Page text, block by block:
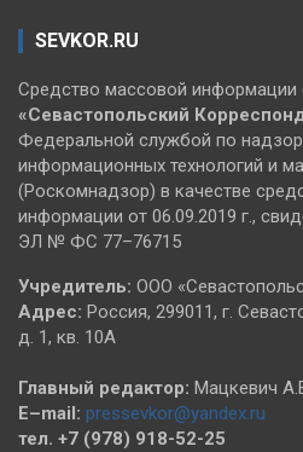
SEVKOR.RU
Средство массовой информации
«Севастопольский
Федеральной службой по
информационных технологий и
(Роскомнадзор) в качестве
информации от 06.09.2019 г.,
ЭЛ № ФС 77–76715
Учредитель: ООО
Адрес: Россия, 299011, г.
д. 1, кв. 10А
Главный редактор: Мацкевич
E–mail: pressevkor@yandex.ru
тел. +7 (978) 918-52-25